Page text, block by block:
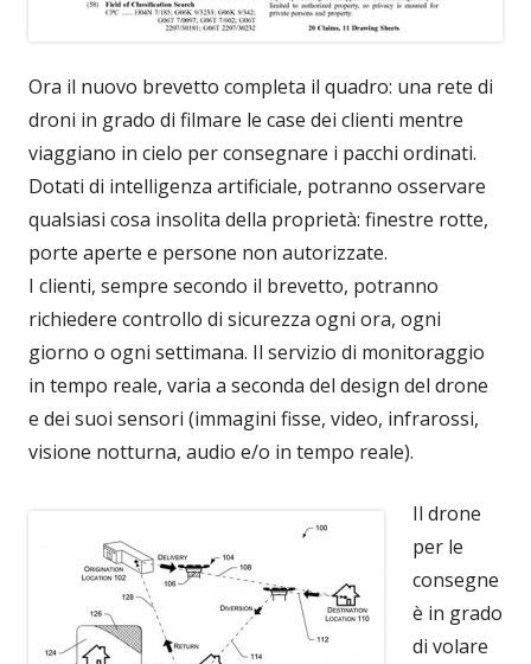
Ora il nuovo brevetto completa il quadro: una rete di
droni in grado di filmare le case dei clienti mentre
viaggiano in cielo per consegnare i pacchi ordinati.
Dotati di intelligenza artificiale, potranno osservare
qualsiasi cosa insolita della proprietà: finestre rotte,
porte aperte e persone non autorizzate.
I clienti, sempre secondo il brevetto, potranno
richiedere controllo di sicurezza ogni ora, ogni
giorno o ogni settimana. Il servizio di monitoraggio
in tempo reale, varia a seconda del design del drone
e dei suoi sensori (immagini fisse, video, infrarossi,
visione notturna, audio e/o in tempo reale).
Il drone
per le
consegne
è in grado
di volare